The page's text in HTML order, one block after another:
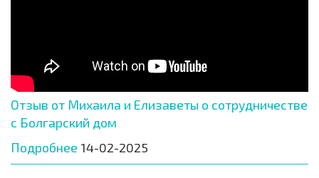
Отзыв от Михаила и Елизаветы о сотрудничестве
с Болгарский дом
Подробнее 14-02-2025